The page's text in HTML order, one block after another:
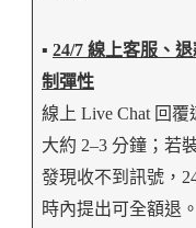
▪️ 24/7 線上客服、
制彈性
線上 Live Chat 回覆
大約 2–3 分鐘；若
發現收不到訊號，
時內提出可全額退。